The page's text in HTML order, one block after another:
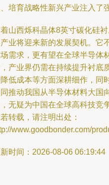
培育战略性新兴产业注入了
山西烁科晶体8英寸碳化硅
业将迎来新的发展契机。它
需求，更有望在全球半导体
产业界仍需在持续提升衬底
低成本等方面深耕细作，同
推动我国从半导体材料大国
无疑为中国在全球高科技竞
转载，请注明出处：
www.goodbonder.com/
时间：2026-08-06 06:19:44